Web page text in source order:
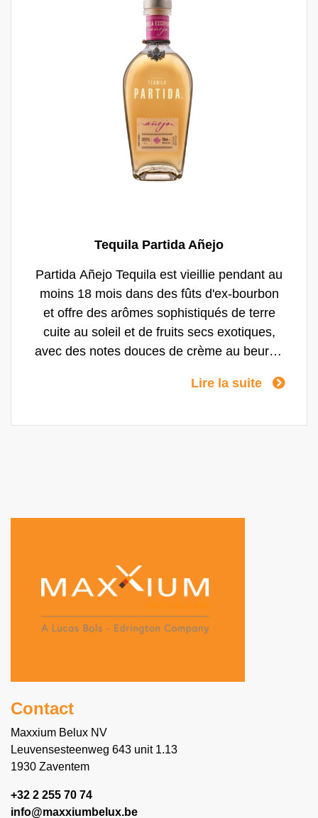
Tequila Partida Añejo
Partida Añejo Tequila est vieillie pendant au
moins 18 mois dans des fûts d'ex-bourbon
et offre des arômes sophistiqués de terre
cuite au soleil et de fruits secs exotiques,
avec des notes douces de crème au beurre.
notes de cannelle, de banane, de café au
une tequila exquise, avec un piquant et une
Lire la suite
Contact
Maxxium Belux NV
Leuvensesteenweg 643 unit 1.13
1930 Zaventem
+32 2 255 70 74
info@maxxiumbelux.be